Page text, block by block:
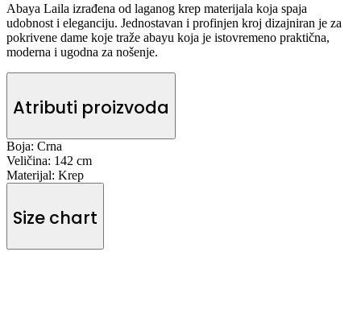
Abaya Laila izrađena od laganog krep materijala koja spaja
udobnost i eleganciju. Jednostavan i profinjen kroj dizajniran je za
pokrivene dame koje traže abayu koja je istovremeno praktična,
moderna i ugodna za nošenje.
Atributi proizvoda
Boja: Crna
Veličina: 142 cm
Materijal: Krep
Size chart